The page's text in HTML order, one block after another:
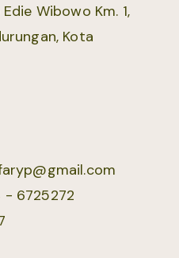
Wibowo Km. 1,
Kota
- 6725272